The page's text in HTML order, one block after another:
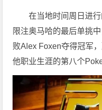
在当地时间周日进
限注奥马哈的最后单挑
败Alex Foxen夺得冠军
他职业生涯的第八个